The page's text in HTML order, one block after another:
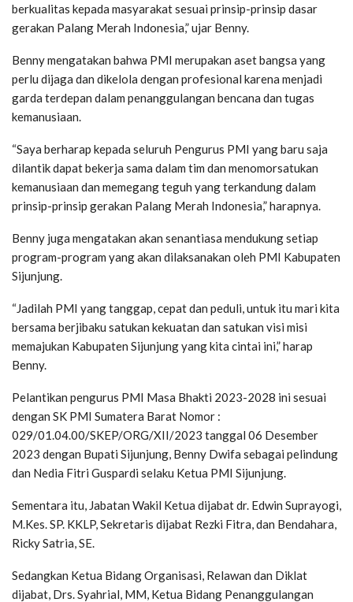
berkualitas kepada masyarakat sesuai prinsip-prinsip dasar
gerakan Palang Merah Indonesia,” ujar Benny.
Benny mengatakan bahwa PMI merupakan aset bangsa yang
perlu dijaga dan dikelola dengan profesional karena menjadi
garda terdepan dalam penanggulangan bencana dan tugas
kemanusiaan.
“Saya berharap kepada seluruh Pengurus PMI yang baru saja
dilantik dapat bekerja sama dalam tim dan menomorsatukan
kemanusiaan dan memegang teguh yang terkandung dalam
prinsip-prinsip gerakan Palang Merah Indonesia,” harapnya.
Benny juga mengatakan akan senantiasa mendukung setiap
program-program yang akan dilaksanakan oleh PMI Kabupaten
Sijunjung.
“Jadilah PMI yang tanggap, cepat dan peduli, untuk itu mari kita
bersama berjibaku satukan kekuatan dan satukan visi misi
memajukan Kabupaten Sijunjung yang kita cintai ini,” harap
Benny.
Pelantikan pengurus PMI Masa Bhakti 2023-2028 ini sesuai
dengan SK PMI Sumatera Barat Nomor :
029/01.04.00/SKEP/ORG/XII/2023 tanggal 06 Desember
2023 dengan Bupati Sijunjung, Benny Dwifa sebagai pelindung
dan Nedia Fitri Guspardi selaku Ketua PMI Sijunjung.
Sementara itu, Jabatan Wakil Ketua dijabat dr. Edwin Suprayogi,
M.Kes. SP. KKLP, Sekretaris dijabat Rezki Fitra, dan Bendahara,
Ricky Satria, SE.
Sedangkan Ketua Bidang Organisasi, Relawan dan Diklat
dijabat, Drs. Syahrial, MM, Ketua Bidang Penanggulangan